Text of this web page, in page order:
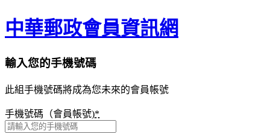
中華郵政會員資訊網
輸入您的手機號碼
此組手機號碼將成為您未來的會員帳號
手機號碼（會員帳號)*